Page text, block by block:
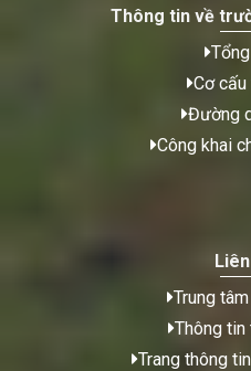
Thông tin về
Cơ
Đường
Công khai
Trung tâm
Thông tin
Trang thông